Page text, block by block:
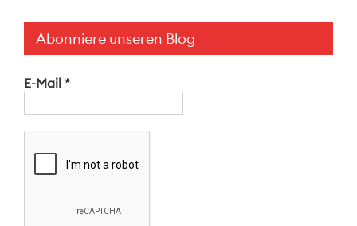
Abonniere unseren Blog
E-Mail *